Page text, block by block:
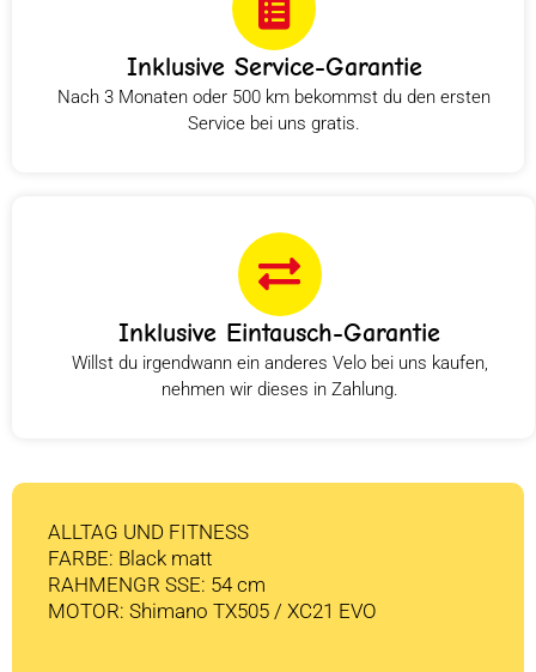
Inklusive Service-Garantie
Nach 3 Monaten oder 500 km bekommst du den ersten
Service bei uns gratis.
Inklusive Eintausch-Garantie
Willst du irgendwann ein anderes Velo bei uns kaufen,
nehmen wir dieses in Zahlung.
ALLTAG UND FITNESS
FARBE: Black matt
RAHMENGR SSE: 54 cm
MOTOR: Shimano TX505 / XC21 EVO